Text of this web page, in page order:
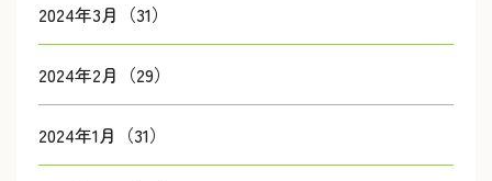
2024年3月（31）
2024年2月（29）
2024年1月（31）